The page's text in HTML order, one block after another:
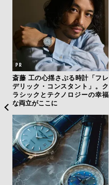
斎藤 工の心揺さぶる時計「フレ
デリック・コンスタント」。ク
ラシックとテクノロジーの幸福
な両立がここに